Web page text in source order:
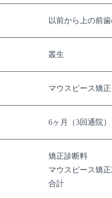
以前から上の前
叢生
マウスピース矯
6ヶ月（3回通院）
矯正診断料
マウスピース矯
合計